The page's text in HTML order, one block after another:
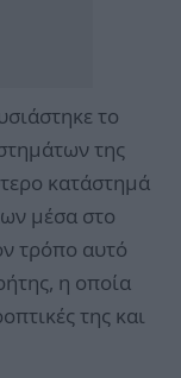
το
της
κατάστημά
μέσα στο
τρόπο αυτό
η οποία
της και